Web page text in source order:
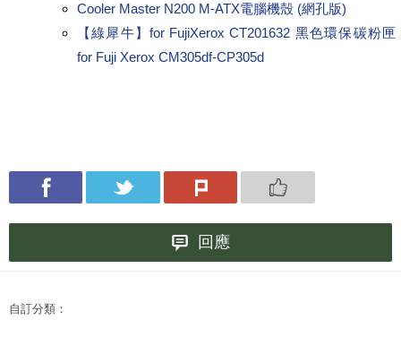
Cooler Master N200 M-ATX電腦機殼 (網孔版)
【綠犀牛】for FujiXerox CT201632 黑色環保碳粉匣
for Fuji Xerox CM305df-CP305d
回應
自訂分類：